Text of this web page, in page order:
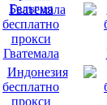
Бельгия
Гватемала